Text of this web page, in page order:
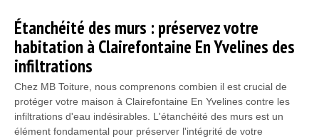
Étanchéité des murs : préservez votre
habitation à Clairefontaine En Yvelines des
infiltrations
Chez MB Toiture, nous comprenons combien il est crucial de
protéger votre maison à Clairefontaine En Yvelines contre les
infiltrations d'eau indésirables. L'étanchéité des murs est un
élément fondamental pour préserver l'intégrité de votre